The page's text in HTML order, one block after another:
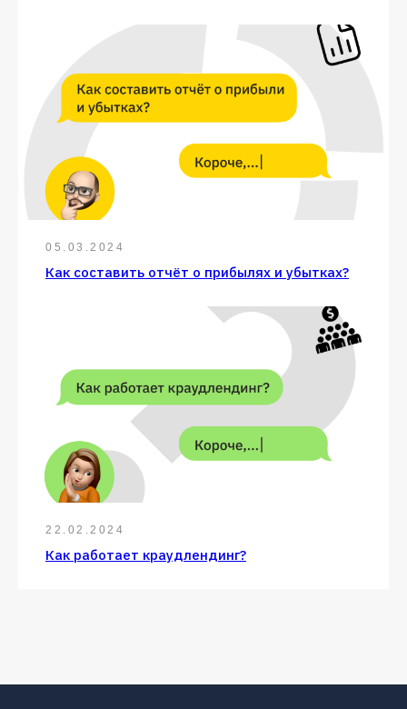
05.03.2024
Как составить отчёт о прибылях и убытках?
22.02.2024
Как работает краудлендинг?